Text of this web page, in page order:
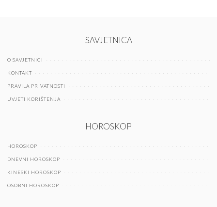
SAVJETNICA
O SAVJETNICI
KONTAKT
PRAVILA PRIVATNOSTI
UVJETI KORIŠTENJA
HOROSKOP
HOROSKOP
DNEVNI HOROSKOP
KINESKI HOROSKOP
OSOBNI HOROSKOP